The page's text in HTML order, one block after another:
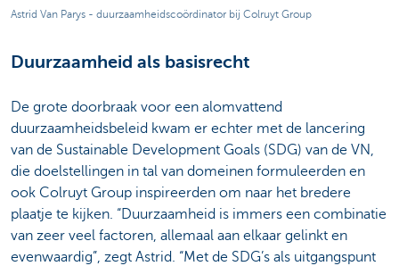
Astrid Van Parys - duurzaamheidscoördinator bij Colruyt Group
Duurzaamheid als basisrecht
De grote doorbraak voor een alomvattend
duurzaamheidsbeleid kwam er echter met de lancering
van de Sustainable Development Goals (SDG) van de VN,
die doelstellingen in tal van domeinen formuleerden en
ook Colruyt Group inspireerden om naar het bredere
plaatje te kijken. “Duurzaamheid is immers een combinatie
van zeer veel factoren, allemaal aan elkaar gelinkt en
evenwaardig”, zegt Astrid. “Met de SDG’s als uitgangspunt